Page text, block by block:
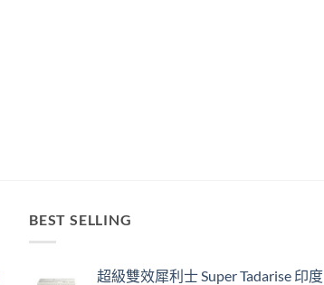
BEST SELLING
超級雙效犀利士 Super Tadarise 印度